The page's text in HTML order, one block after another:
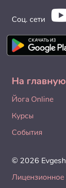
Соц. сети
На главную
Йога Online
Курсы
События
© 2026
Лицензионное